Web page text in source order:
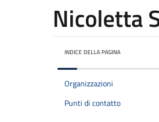
Nicoletta
INDICE DELLA PAGINA
Organizzazioni
Punti di contatto